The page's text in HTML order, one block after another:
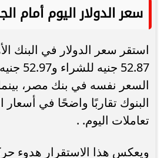
سعر الدولار اليوم أمام
استقر سعر الدولار في البنك
52.87
السعر نفسه في بنك مصر،
البنوك تقاربًا واضحًا في أسعار
تعاملات اليوم. .
ويعكس هذا الاستقرار هدوء